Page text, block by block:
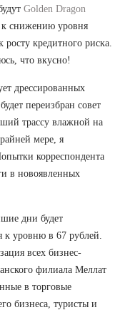
Golden Dragon
к снижению уровня
росту кредитного риска.
что вкусно!
дрессированных
переизбран совет
трассу влажной на
мере, я
корреспондента
в новоявленных
дни будет
к уровню в 67 рублей.
всех бизнес-
филиала Меллат
в торговые
бизнеса, туристы и